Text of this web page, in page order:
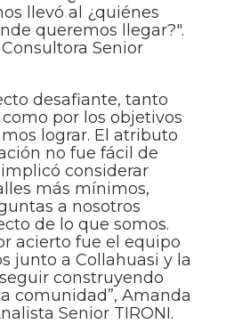
llevó al ¿quiénes
queremos llegar?".
Senior
desafiante, tanto
por los objetivos
lograr. El atributo
no fue fácil de
considerar
más mínimos,
a nosotros
de lo que somos.
acierto fue el equipo
junto a Collahuasi y la
construyendo
comunidad”, Amanda
Senior TIRONI.